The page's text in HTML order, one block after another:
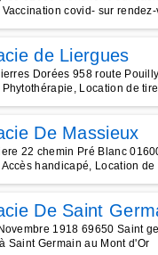
Vaccination covid- sur
de Liergues
Dorées 958 route
Phytothérapie, Location de
De Massieux
22 chemin Pré Blanc
Accès handicapé, Location
De Saint
1918 69650 Saint
Saint Germain au Mont d'Or